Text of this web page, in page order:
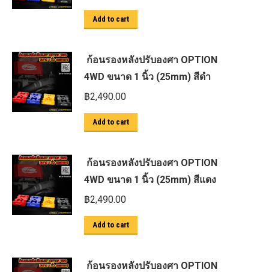
Add to cart
ก้อนรองหลังปรับองศา OPTION
4WD ขนาด 1 นิ้ว (25mm) สีดำ
฿2,490.00
Add to cart
ก้อนรองหลังปรับองศา OPTION
4WD ขนาด 1 นิ้ว (25mm) สีแดง
฿2,490.00
Add to cart
ก้อนรองหลังปรับองศา OPTION